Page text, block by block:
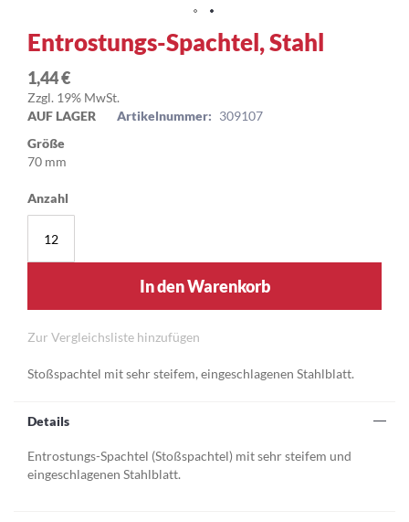
Entrostungs-Spachtel, Stahl
1,44 €
Zzgl. 19% MwSt.
AUF LAGER
Artikelnummer: 309107
Größe
70 mm
Anzahl
In den Warenkorb
Zur Vergleichsliste hinzufügen
Stoßspachtel mit sehr steifem, eingeschlagenen Stahlblatt.
Zum
Anfang
der
Bildergalerie
springen
Details
Entrostungs-Spachtel (Stoßspachtel) mit sehr steifem und
eingeschlagenen Stahlblatt.